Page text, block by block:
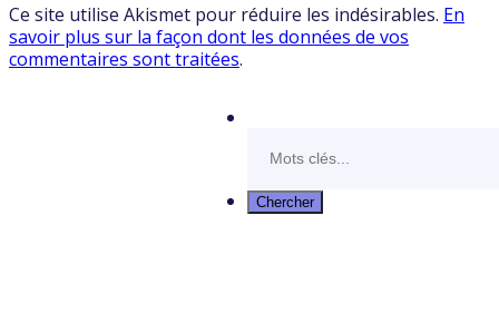
Ce site utilise Akismet pour réduire les indésirables. En
savoir plus sur la façon dont les données de vos
commentaires sont traitées.